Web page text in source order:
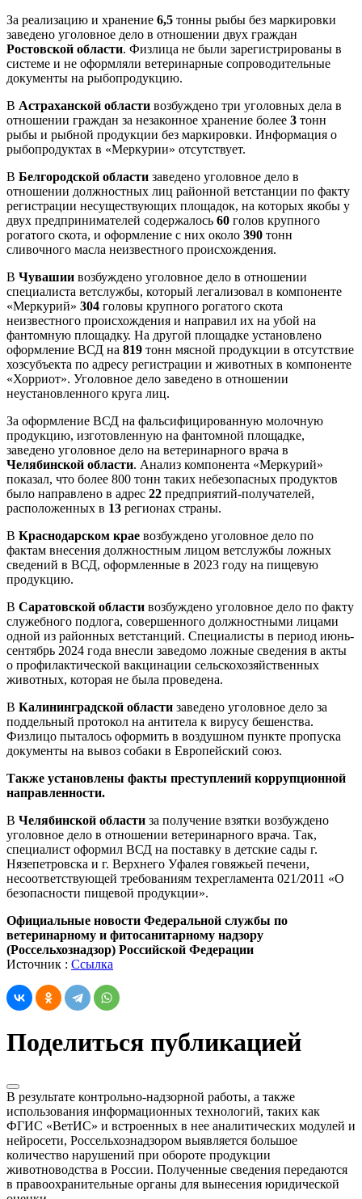
За реализацию и хранение 6,5 тонны рыбы без маркировки
заведено уголовное дело в отношении двух граждан
Ростовской области. Физлица не были зарегистрированы в
системе и не оформляли ветеринарные сопроводительные
документы на рыбопродукцию.
В Астраханской области возбуждено три уголовных дела в
отношении граждан за незаконное хранение более 3 тонн
рыбы и рыбной продукции без маркировки. Информация о
рыбопродуктах в «Меркурии» отсутствует.
В Белгородской области заведено уголовное дело в
отношении должностных лиц районной ветстанции по факту
регистрации несуществующих площадок, на которых якобы у
двух предпринимателей содержалось 60 голов крупного
рогатого скота, и оформление с них около 390 тонн
сливочного масла неизвестного происхождения.
В Чувашии возбуждено уголовное дело в отношении
специалиста ветслужбы, который легализовал в компоненте
«Меркурий» 304 головы крупного рогатого скота
неизвестного происхождения и направил их на убой на
фантомную площадку. На другой площадке установлено
оформление ВСД на 819 тонн мясной продукции в отсутствие
хозсубъекта по адресу регистрации и животных в компоненте
«Хорриот». Уголовное дело заведено в отношении
неустановленного круга лиц.
За оформление ВСД на фальсифицированную молочную
продукцию, изготовленную на фантомной площадке,
заведено уголовное дело на ветеринарного врача в
Челябинской области. Анализ компонента «Меркурий»
показал, что более 800 тонн таких небезопасных продуктов
было направлено в адрес 22 предприятий-получателей,
расположенных в 13 регионах страны.
В Краснодарском крае возбуждено уголовное дело по
фактам внесения должностным лицом ветслужбы ложных
сведений в ВСД, оформленные в 2023 году на пищевую
продукцию.
В Саратовской области возбуждено уголовное дело по факту
служебного подлога, совершенного должностными лицами
одной из районных ветстанций. Специалисты в период июнь-
сентябрь 2024 года внесли заведомо ложные сведения в акты
о профилактической вакцинации сельскохозяйственных
животных, которая не была проведена.
В Калининградской области заведено уголовное дело за
поддельный протокол на антитела к вирусу бешенства.
Физлицо пыталось оформить в воздушном пункте пропуска
документы на вывоз собаки в Европейский союз.
Также установлены факты преступлений коррупционной
направленности.
В Челябинской области за получение взятки возбуждено
уголовное дело в отношении ветеринарного врача. Так,
специалист оформил ВСД на поставку в детские сады г.
Нязепетровска и г. Верхнего Уфалея говяжьей печени,
несоответствующей требованиям техрегламента 021/2011 «О
безопасности пищевой продукции».
Официальные новости Федеральной службы по
ветеринарному и фитосанитарному надзору
(Россельхознадзор) Российской Федерации
Источник : Ссылка
Поделиться публикацией
В результате контрольно-надзорной работы, а также
использования информационных технологий, таких как
ФГИС «ВетИС» и встроенных в нее аналитических модулей и
нейросети, Россельхознадзором выявляется большое
количество нарушений при обороте продукции
животноводства в России. Полученные сведения передаются
в правоохранительные органы для вынесения юридической